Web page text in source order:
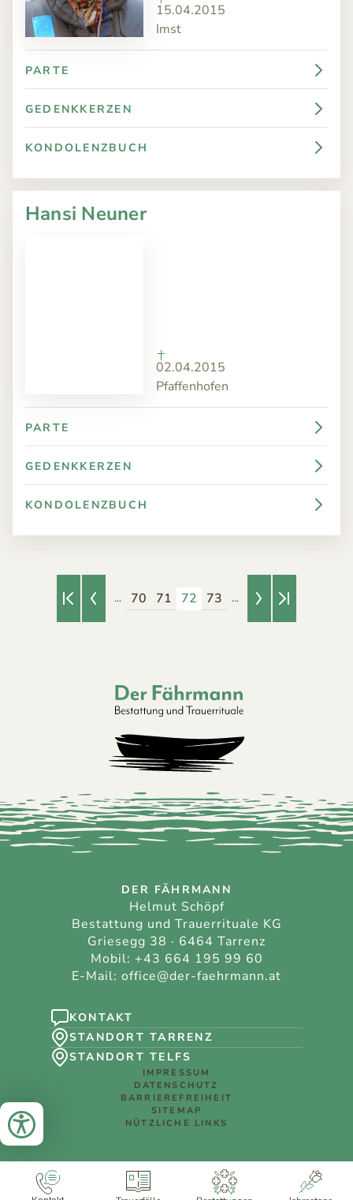
Büroöffnungszeiten:
8:00–12:00 + 13:00–16:00 Uhr
15.04.2015
Imst
PARTE
GEDENKKERZEN
KONDOLENZBUCH
Hansi Neuner
02.04.2015
Pfaffenhofen
PARTE
GEDENKKERZEN
KONDOLENZBUCH
Erste SeiteVorherige Seite
... 70 71 72 73 ... Nächste Seite
Letzte Seite
Der Fährmann - Bestattung und
DER FÄHRMANN
Helmut Schöpf
Bestattung und Trauerrituale KG
Griesegg 38 · 6464 Tarrenz
Mobil: +43 664 195 99 60
E-Mail: office@der-faehrmann.at
KONTAKT
STANDORT TARRENZ
STANDORT TELFS
IMPRESSUM
DATENSCHUTZ
BARRIEREFREIHEIT
SITEMAP
NÜTZLICHE LINKS